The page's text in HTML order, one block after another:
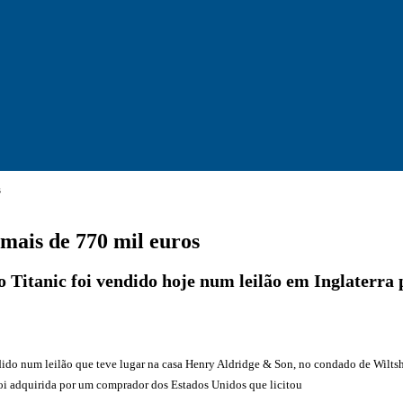
de 770 mil euros
Titanic foi vendido hoje num leilão em
num leilão que teve lugar na casa Henry Aldridge & Son, no condado de
adquirida por um comprador dos Estados Unidos que licitou